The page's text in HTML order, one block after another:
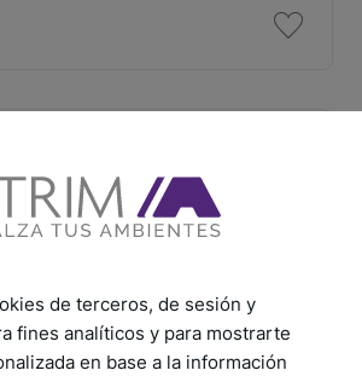
de terceros, de sesión y
fines analíticos y para mostrarte
en base a la información